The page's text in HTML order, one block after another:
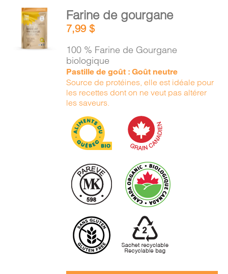
AJOUTER
AU
PANIER
Farine de gourgane
7,99$
100 % Farine de Gourgane
biologique
Pastille de goût : Goût neutre
Source de protéines, elle est idéale pour
les recettes dont on ne veut pas altérer
les saveurs.